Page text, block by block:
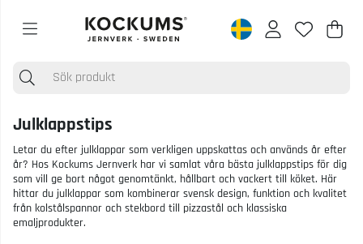
.
Julklappstips
Letar du efter julklappar som verkligen uppskattas och används år efter
år? Hos Kockums Jernverk har vi samlat våra bästa julklappstips för dig
som vill ge bort något genomtänkt, hållbart och vackert till köket. Här
hittar du julklappar som kombinerar svensk design, funktion och kvalitet
från kolstålspannor och stekbord till pizzastål och klassiska
emaljprodukter.